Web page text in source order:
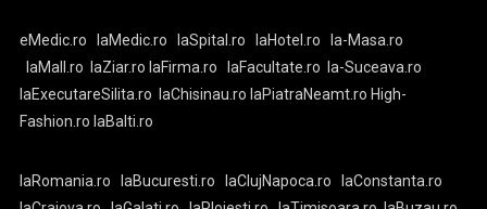
eMedic.ro laMedic.ro laSpital.ro laHotel.ro
la-Masa.ro
laMall.ro
laZiar.ro laFirma.ro laFacultate.ro
la-Suceava.ro
laExecutareSilita.ro
laChisinau.ro laPiatraNeamt.ro High-
Fashion.ro laBalti.ro
laRomania.ro laBucuresti.ro laClujNapoca.ro
laConstanta.ro